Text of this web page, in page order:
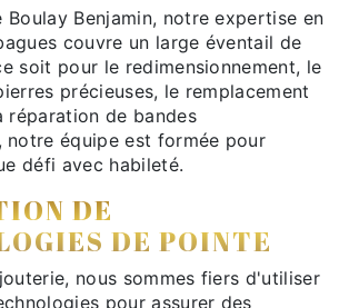
Boulay Benjamin, notre expertise en
couvre un large éventail de
soit pour le redimensionnement, le
précieuses, le remplacement
réparation de bandes
notre équipe est formée pour
défi avec habileté.
DE
DE POINTE
nous sommes fiers d'utiliser
pour assurer des